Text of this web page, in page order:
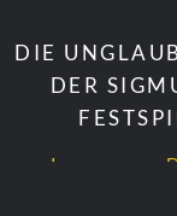
DIE
DER
Impressum